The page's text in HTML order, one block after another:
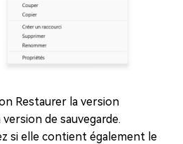
Restaurer la version
de sauvegarde.
si elle contient également le